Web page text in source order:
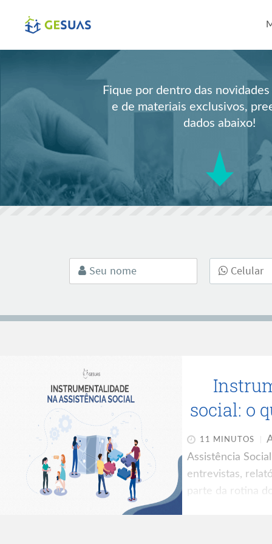
Fique por dentro das novidades
e de materiais exclusivos,
dados abaixo!
social: o
11 MINUTOS
Assistência
entrevistas,
parte da rotina